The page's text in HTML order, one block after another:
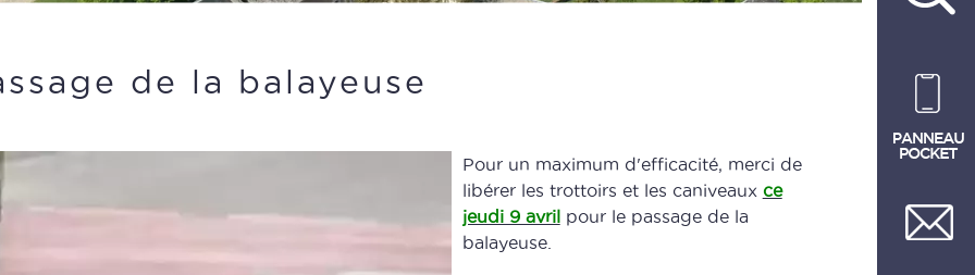
de la balayeuse
Pour un maximum d'efficacité, merci de
libérer les trottoirs et les caniveaux ce
jeudi 9 avrilpour le passage de la
balayeuse.